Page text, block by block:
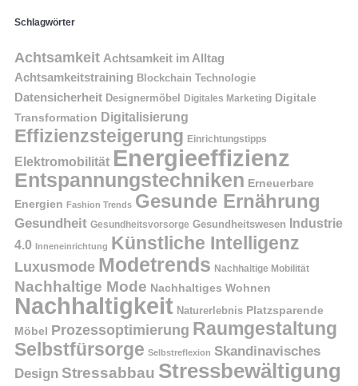
Schlagwörter
Achtsamkeit Achtsamkeit im Alltag
Achtsamkeitstraining Blockchain Technologie
Datensicherheit Designermöbel Digitales Marketing Digitale
Transformation Digitalisierung
Effizienzsteigerung Einrichtungstipps
Elektromobilität Energieeffizienz
Entspannungstechniken Erneuerbare
Energien Fashion Trends Gesunde Ernährung
Gesundheit Gesundheitsvorsorge Gesundheitswesen Industrie
4.0 Inneneinrichtung Künstliche Intelligenz
Luxusmode Modetrends Nachhaltige Mobilität
Nachhaltige Mode Nachhaltiges Wohnen
Nachhaltigkeit Naturerlebnis Platzsparende
Möbel
Prozessoptimierung Raumgestaltung
Selbstfürsorge Selbstreflexion Skandinavisches
Design Stressabbau Stressbewältigung